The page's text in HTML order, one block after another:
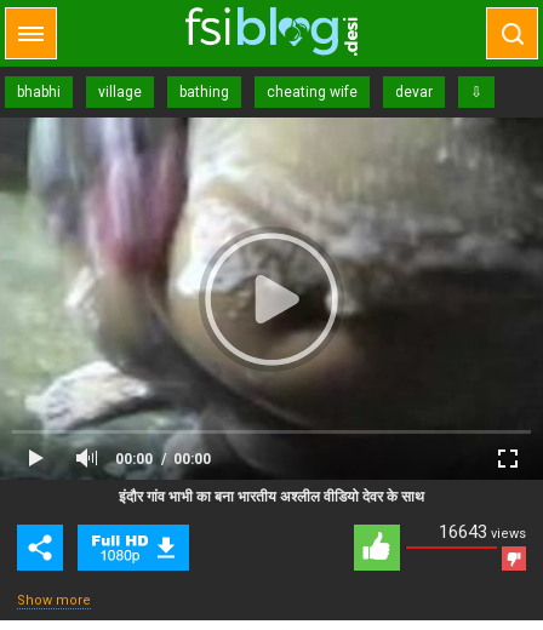
bhabhi village bathing cheating wife devar
⇩
naked
00:00 00:00
Close Ad
16643 views
इंदौर गांव भाभी का बना भारतीय अश्लील वीडियो देवर के साथ
Show more